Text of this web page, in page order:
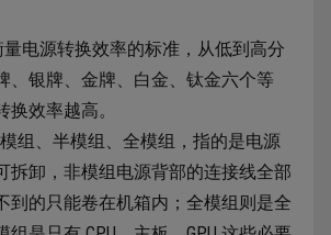
量电源转换效率的标准，从低到高分
、银牌、金牌、白金、钛金六个等
效率越高。
组、半模组、全模组，指的是电源
拆卸，非模组电源背部的连接线全部
到的只能卷在机箱内；全模组则是全